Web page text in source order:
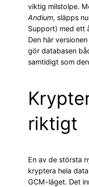
viktig milstolpe.
Andium, släpps
Support) med ett
Den här
gör databasen
samtidigt som
riktigt
En av de största
kryptera hela
GCM-läget. Det